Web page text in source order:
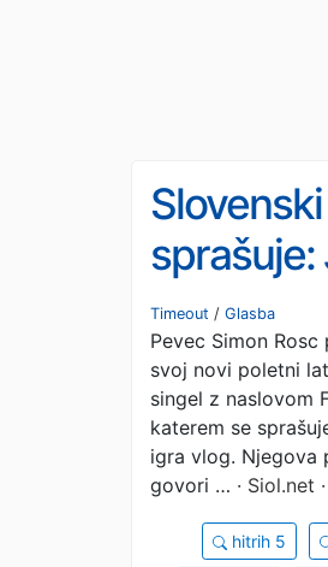
sprašuje:
vse le še
Timeout / Glasba
Pevec Simon Rosc
svoj novi poletni
singel z naslovom
katerem se
igra vlog. Njegova
govori … · Siol.net
hitrih 5